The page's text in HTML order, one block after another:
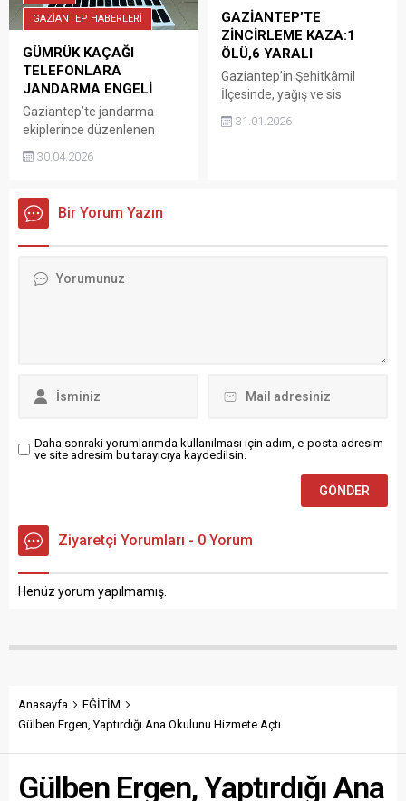
GAZİANTEP HABERLERİ
GÜMRÜK KAÇAĞI
TELEFONLARA
JANDARMA ENGELİ
Gaziantep’te jandarma
ekiplerince düzenlenen
operasyonda 2 milyon 100
bin lira değerinde gümrük
geçirildi. İl Jandarma
Komutanlığı ekipleri,
mücadele kapsamında
olan 53 akıllı...
30.04.2026
GAZİANTEP’TE
ZİNCİRLEME KAZA:1
ÖLÜ,6 YARALI
Gaziantep’in Şehitkâmil
İlçesinde, yağış ve sis
karıştığı zincirleme trafik
31.01.2026
Bir Yorum Yazın
Daha sonraki yorumlarımda kullanılması için adım, e-posta adresim
ve site adresim bu tarayıcıya kaydedilsin.
Ziyaretçi Yorumları - 0 Yorum
Henüz yorum yapılmamış.
Anasayfa
EĞİTİM
Gülben Ergen, Yaptırdığı Ana Okulunu Hizmete Açtı
Gülben Ergen, Yaptırdığı Ana